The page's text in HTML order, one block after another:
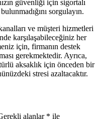
güvenliği için sigortalı
sorgulayın.
ve müşteri hizmetleri
karşılaşabileceğiniz her
için, firmanın destek
gerekmektedir. Ayrıca,
aksaklık için önceden bir
stresi azaltacaktır.
alanlar * ile